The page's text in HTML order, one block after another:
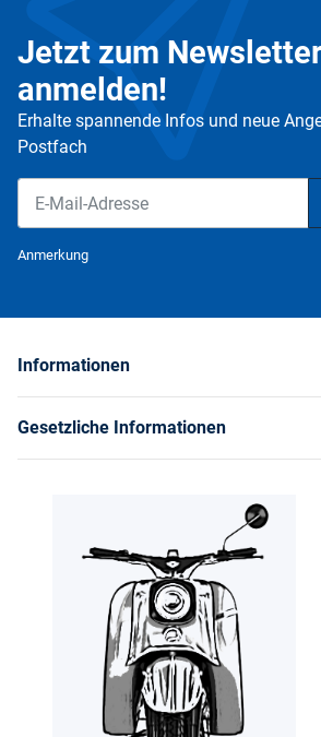
Jetzt zum
anmelden!
Erhalte spannende Infos und neue
Postfach
Anmerkung
Informationen
Gesetzliche Informationen